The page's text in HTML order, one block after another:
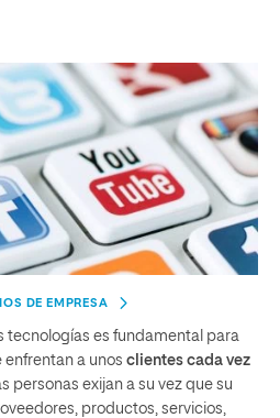
DE EMPRESA
tecnologías es fundamental para
enfrentan a unos clientes cada vez
personas exijan a su vez que su
productos, servicios,